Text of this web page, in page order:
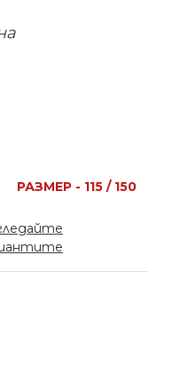
РАЗМЕР - 115 / 150